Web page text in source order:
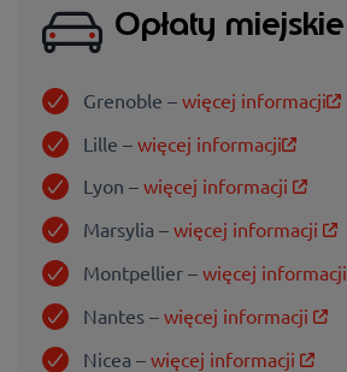
Opłaty miejskie
Grenoble – więcej informacji
Lille – więcej informacji
Lyon – więcej informacji
Marsylia – więcej informacji
Montpellier – więcej informacji
Nantes – więcej informacji
Nicea – więcej informacji